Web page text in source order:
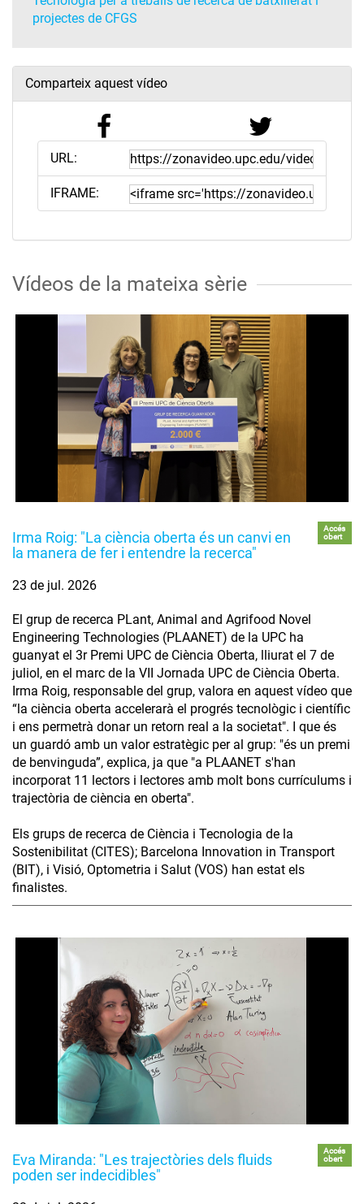
projectes de CFGS
Comparteix aquest vídeo
URL:
IFRAME:
Vídeos de la mateixa sèrie
Irma Roig: "La ciència oberta és un canvi en
la manera de fer i entendre la recerca"
Accés
obert
23 de jul. 2026
El grup de recerca PLant, Animal and Agrifood Novel
Engineering Technologies (PLAANET) de la UPC ha
guanyat el 3r Premi UPC de Ciència Oberta, lliurat el 7 de
juliol, en el marc de la VII Jornada UPC de Ciència Oberta.
Irma Roig, responsable del grup, valora en aquest vídeo que
“la ciència oberta accelerarà el progrés tecnològic i científic
i ens permetrà donar un retorn real a la societat". I que és
un guardó amb un valor estratègic per al grup: "és un premi
de benvinguda”, explica, ja que "a PLAANET s'han
incorporat 11 lectors i lectores amb molt bons currículums i
trajectòria de ciència en oberta".
Els grups de recerca de Ciència i Tecnologia de la
Sostenibilitat (CITES); Barcelona Innovation in Transport
(BIT), i Visió, Optometria i Salut (VOS) han estat els
finalistes.
Eva Miranda: "Les trajectòries dels fluids
poden ser indecidibles"
Accés
obert